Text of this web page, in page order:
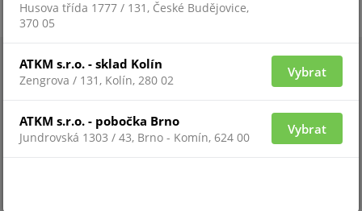
Husova třída 1777 / 131, České Budějovice,
370 05
ATKM s.r.o. - sklad Kolín
Zengrova / 131, Kolín, 280 02
Vybrat
ATKM s.r.o. - pobočka Brno
Jundrovská 1303 / 43, Brno - Komín, 624 00
Vybrat